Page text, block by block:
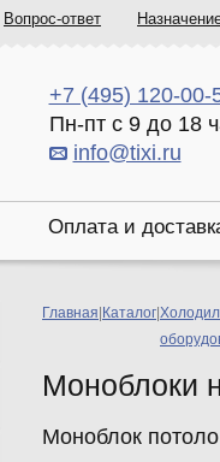
Вопрос-ответ
+7 (495) 120-00-
Пн-пт с 9 до 18
info@tixi.ru
Оплата и
Главная Каталог
Моноблоки
Моноблок